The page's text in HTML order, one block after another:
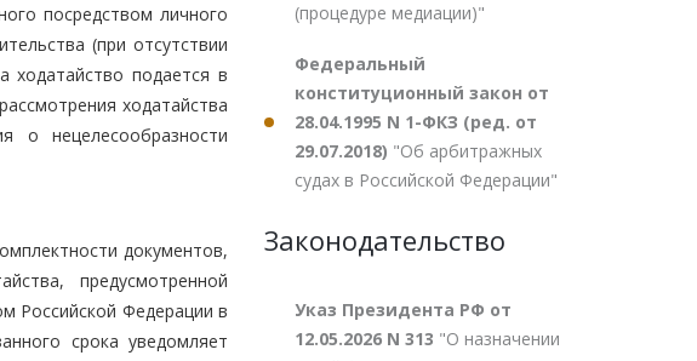
посредством личного
(при отсутствии
ходатайство подается в
ходатайства
о нецелесообразности
документов,
предусмотренной
Российской Федерации в
срока уведомляет
(процедуре медиации)"
Федеральный
конституционный закон от
28.04.1995 N 1-ФКЗ (ред. от
29.07.2018) "Об арбитражных
судах в Российской Федерации"
Законодательство
Указ Президента РФ от
12.05.2026 N 313 "О назначении